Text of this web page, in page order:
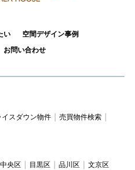
い
空間デザイン事例
お問い合わせ
イスダウン物件
売買物件検索
中央区 目黒区 品川区 文京区